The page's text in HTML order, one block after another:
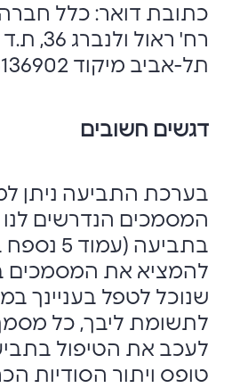
כתובת דואר: כלל
תל-אביב מיקוד 6136902.
דגשים חשובים
בערכת התביעה ניתן
המסמכים הנדרשים לנו
בתביעה
להמציא את המסמכים
שנוכל לטפל בעניינך
לתשומת ליבך, כל
לעכב את הטיפול
טופס ויתור הסודיות